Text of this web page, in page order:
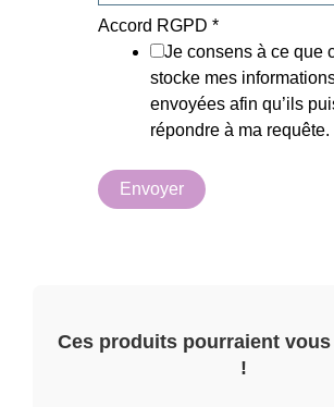
association
Accord RGPD *
Je consens à ce que
stocke mes
envoyées afin qu’ils
répondre à ma requête.
Envoyer